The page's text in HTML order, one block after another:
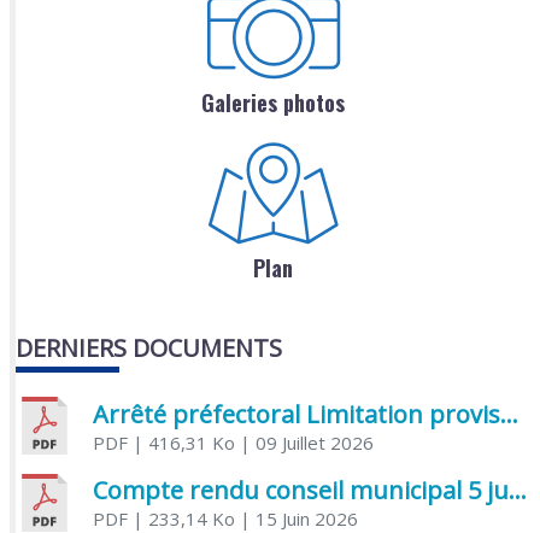
Galeries photos
Plan
DERNIERS DOCUMENTS
Arrêté préfectoral Limitation provisoire des usages de l’eau
PDF| 416,31 Ko | 09 Juillet 2026
Compte rendu conseil municipal 5 juin 2026 sénatoriale
PDF| 233,14 Ko | 15 Juin 2026